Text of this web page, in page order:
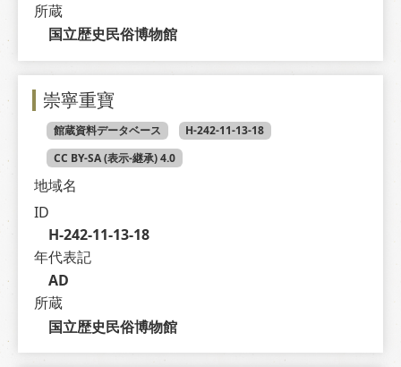
所蔵
国立歴史民俗博物館
崇寧重寶
館蔵資料データベース
H-242-11-13-18
CC BY-SA (表示-継承) 4.0
地域名
ID
H-242-11-13-18
年代表記
AD
所蔵
国立歴史民俗博物館